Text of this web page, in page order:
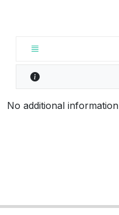
No additional information